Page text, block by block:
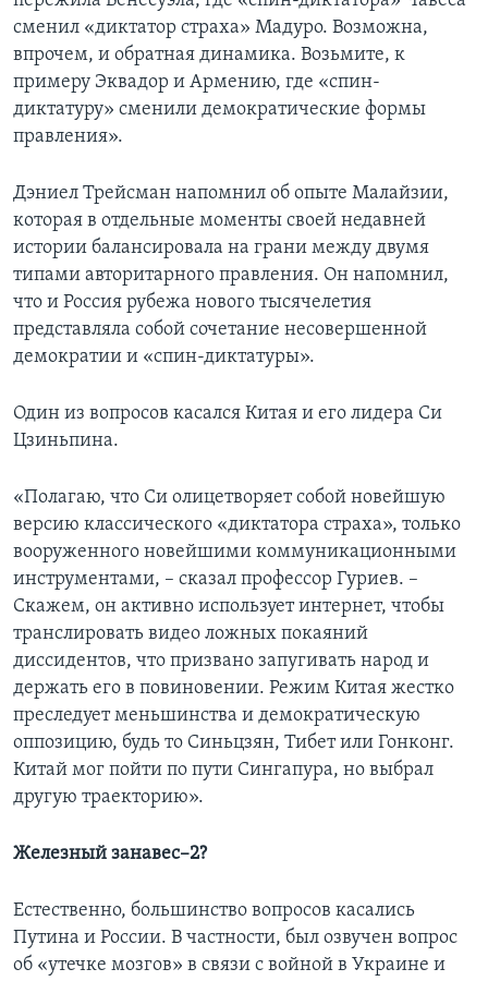
сменил «диктатор страха» Мадуро. Возможна,
впрочем, и обратная динамика. Возьмите, к
примеру Эквадор и Армению, где «спин-
диктатуру» сменили демократические формы
правления».
Дэниел Трейсман напомнил об опыте Малайзии,
которая в отдельные моменты своей недавней
истории балансировала на грани между двумя
типами авторитарного правления. Он напомнил,
что и Россия рубежа нового тысячелетия
представляла собой сочетание несовершенной
демократии и «спин-диктатуры».
Один из вопросов касался Китая и его лидера Си
Цзиньпина.
«Полагаю, что Си олицетворяет собой новейшую
версию классического «диктатора страха», только
вооруженного новейшими коммуникационными
инструментами, – сказал профессор Гуриев. –
Скажем, он активно использует интернет, чтобы
транслировать видео ложных покаяний
диссидентов, что призвано запугивать народ и
держать его в повиновении. Режим Китая жестко
преследует меньшинства и демократическую
оппозицию, будь то Синьцзян, Тибет или Гонконг.
Китай мог пойти по пути Сингапура, но выбрал
другую траекторию».
Железный занавес–2?
Естественно, большинство вопросов касались
Путина и России. В частности, был озвучен вопрос
об «утечке мозгов» в связи с войной в Украине и